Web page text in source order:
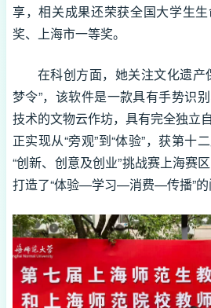
享，相关成果还荣获全国大学生
奖、上海市一等奖。
在科创方面，她关注文化遗产
梦令”，该软件是一款具有手势识
技术的文物云作坊，具有完全独立
正实现从“旁观”到“体验”，获第十
“创新、创意及创业”挑战赛上海赛
打造了“体验—学习—消费—传播”的